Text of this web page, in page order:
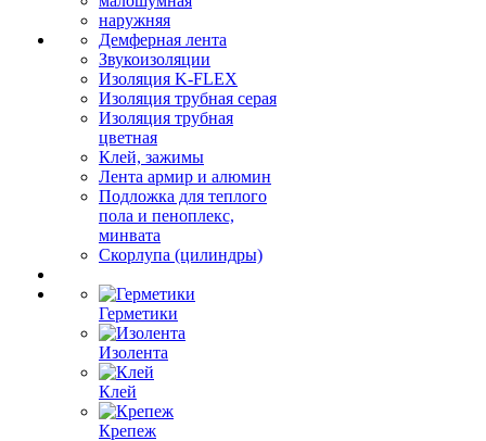
наружняя
Демферная лента
Звукоизоляции
Изоляция K-FLEX
Изоляция трубная серая
Изоляция трубная
цветная
Клей, зажимы
Лента армир и алюмин
Подложка для теплого
пола и пеноплекс,
минвата
Скорлупа (цилиндры)
Герметики
Изолента
Клей
Крепеж